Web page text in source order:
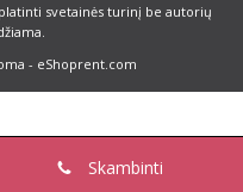
svetainės turinį be autorių
- eShoprent.com
Skambinti